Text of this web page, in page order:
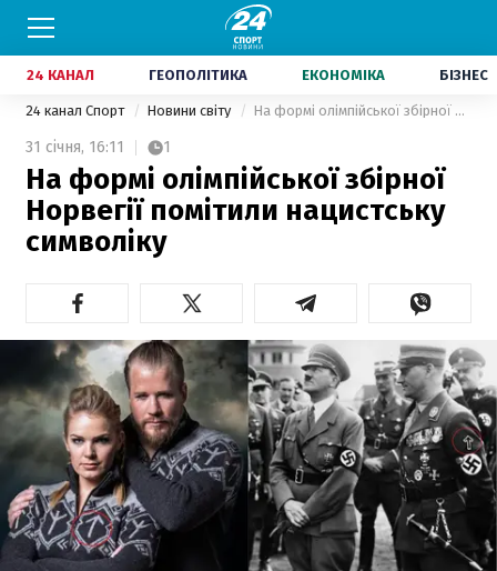
24 КАНАЛ ГЕОПОЛІТИКА ЕКОНОМІКА БІЗНЕС
24 канал Спорт Новини світу На формі олімпійської збірної Норвегії помітили нацистську символіку
31 січня, 16:11 1
На формі олімпійської збірної
Норвегії помітили нацистську
символіку